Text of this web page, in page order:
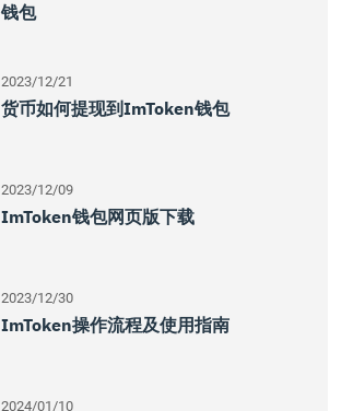
钱包
2023/12/21
货币如何提现到imToken钱包
2023/12/09
ImToken钱包网页版下载
2023/12/30
ImToken操作流程及使用指南
2024/01/10